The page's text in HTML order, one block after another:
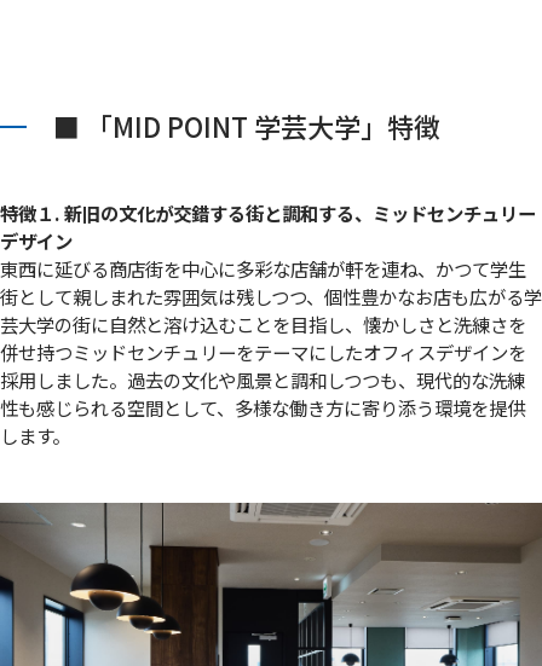
■ 「MID POINT 学芸大学」特徴
特徴１. 新旧の文化が交錯する街と調和する、ミッドセンチュリー
デザイン
東西に延びる商店街を中心に多彩な店舗が軒を連ね、かつて学生
街として親しまれた雰囲気は残しつつ、個性豊かなお店も広がる学
芸大学の街に自然と溶け込むことを目指し、懐かしさと洗練さを
併せ持つミッドセンチュリーをテーマにしたオフィスデザインを
採用しました。過去の文化や風景と調和しつつも、現代的な洗練
性も感じられる空間として、多様な働き方に寄り添う環境を提供
します。